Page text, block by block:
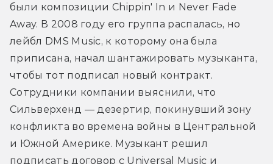
были композиции Chippin' In и Never Fade
Away. В 2008 году его группа распалась, но
лейбл DMS Music, к которому она была
приписана, начал шантажировать музыканта,
чтобы тот подписал новый контракт.
Сотрудники компании выяснили, что
Сильверхенд — дезертир, покинувший зону
конфликта во времена войны в Центральной
и Южной Америке. Музыкант решил
подписать договор с Universal Music и